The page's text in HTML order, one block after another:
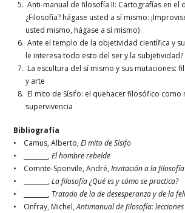
Anti-manual de filosofía II: Cartografías en el
¿Filosofía? hágase usted a sí mismo:
usted mismo, hágase a sí mismo)
Ante el templo de la objetividad científica y
le interesa todo esto del ser y la subjetividad?
La escultura del sí mismo y sus mutaciones:
y arte
El mito de Sísifo: el quehacer filosófico como
supervivencia
Bibliografía
• Camus, Alberto,El mito de Sísifo
• ________,El hombre rebelde
• Comnte-Sponvile, André,Invitación a la filosofía
• ________,La filosofía ¿Qué es y cómo se practica?
• ________, Tratado de la de desesperanza y de la
• Onfray, Michel,Antimanual de filosofía: